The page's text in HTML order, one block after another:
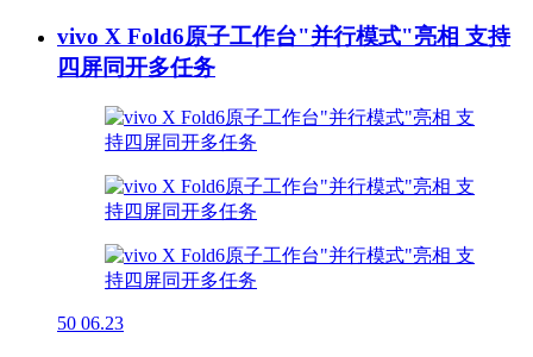
vivo X Fold6原子工作台"并行模式"亮相 支持
四屏同开多任务
50 06.23